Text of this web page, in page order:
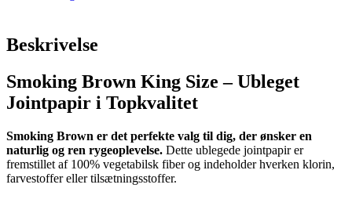
Beskrivelse
Smoking Brown King Size – Ubleget
Jointpapir i Topkvalitet
Smoking Brown er det perfekte valg til dig, der ønsker en
naturlig og ren rygeoplevelse. Dette ublegede jointpapir er
fremstillet af 100% vegetabilsk fiber og indeholder hverken klorin,
farvestoffer eller tilsætningsstoffer.